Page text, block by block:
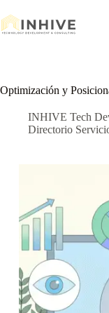
al
contenido
Optimización y
INHIVE Tech
Directorio